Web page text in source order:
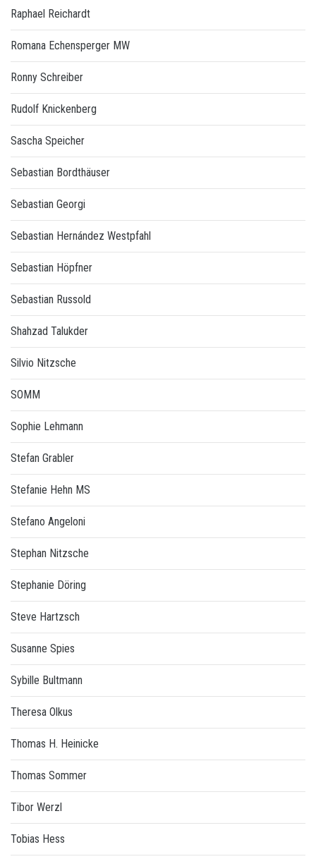
Raphael Reichardt
Romana Echensperger MW
Ronny Schreiber
Rudolf Knickenberg
Sascha Speicher
Sebastian Bordthäuser
Sebastian Georgi
Sebastian Hernández Westpfahl
Sebastian Höpfner
Sebastian Russold
Shahzad Talukder
Silvio Nitzsche
SOMM
Sophie Lehmann
Stefan Grabler
Stefanie Hehn MS
Stefano Angeloni
Stephan Nitzsche
Stephanie Döring
Steve Hartzsch
Susanne Spies
Sybille Bultmann
Theresa Olkus
Thomas H. Heinicke
Thomas Sommer
Tibor Werzl
Tobias Hess